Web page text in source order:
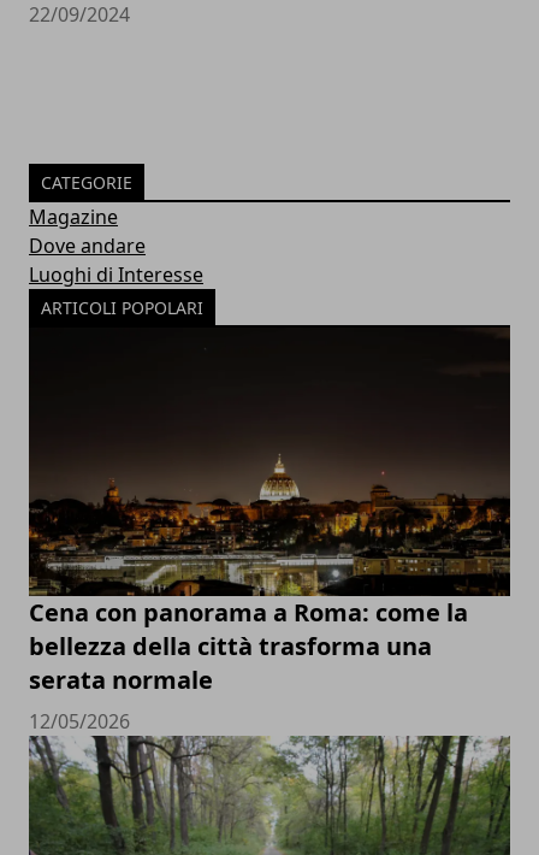
22/09/2024
CATEGORIE
Magazine
Dove andare
Luoghi di Interesse
ARTICOLI POPOLARI
Cena con panorama a Roma: come la
bellezza della città trasforma una
serata normale
12/05/2026